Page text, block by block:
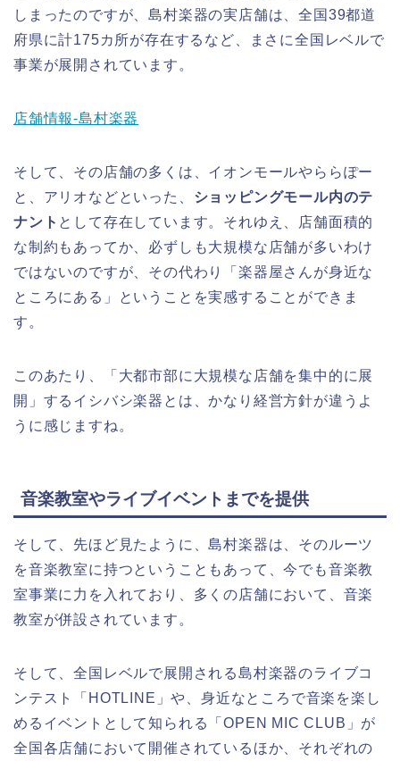
しまったのですが、島村楽器の実店舗は、全国39都道
府県に計175カ所が存在するなど、まさに全国レベルで
事業が展開されています。
店舗情報-島村楽器
そして、その店舗の多くは、イオンモールやららぽー
と、アリオなどといった、 ショッピングモール内のテ
ナント として存在しています。それゆえ、店舗面積的
な制約もあってか、必ずしも大規模な店舗が多いわけ
ではないのですが、その代わり「楽器屋さんが身近な
ところにある」ということを実感することができま
す。
このあたり、「大都市部に大規模な店舗を集中的に展
開」するイシバシ楽器とは、かなり経営方針が違うよ
うに感じますね。
音楽教室やライブイベントまでを提供
そして、先ほど見たように、島村楽器は、そのルーツ
を音楽教室に持つということもあって、今でも音楽教
室事業に力を入れており、多くの店舗において、音楽
教室が併設されています。
そして、全国レベルで展開される島村楽器のライブコ
ンテスト「HOTLINE」や、身近なところで音楽を楽し
めるイベントとして知られる「OPEN MIC CLUB」が
全国各店舗において開催されているほか、それぞれの